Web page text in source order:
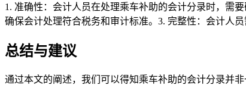
1. 准确性：会计人员在处理乘车补助的会计分录时，需
确保会计处理符合税务和审计标准。3. 完整性：会计人
总结与建议
通过本文的阐述，我们可以得知乘车补助的会计分录并